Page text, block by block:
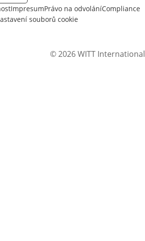
ImpresumPrávo na odvoláníCompliance
souborů cookie
© 2026 WITT International